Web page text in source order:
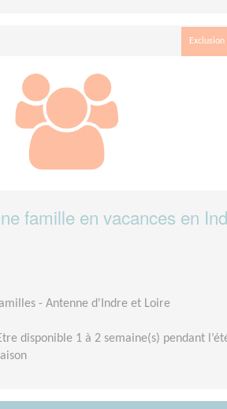
famille en vacances en
- Antenne d'Indre et Loire
disponible 1 à 2 semaine(s) pendant